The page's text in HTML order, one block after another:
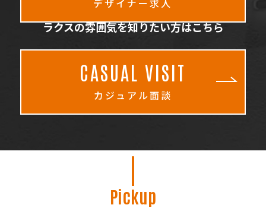
ラクスの雰囲気を知りたい方はこちら
CASUAL VISIT
カジュアル面談
Pickup